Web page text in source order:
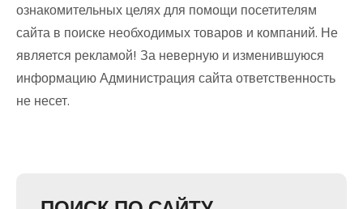
ознакомительных целях для помощи посетителям
сайта в поиске необходимых товаров и компаний. Не
является рекламой! За неверную и изменившуюся
информацию Администрация сайта ответственность
не несет.